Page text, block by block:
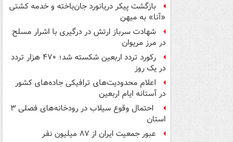
بازگشت پیکر دریانورد جان‌باخته و خدمه کشتی
«آنا» به میهن
شهادت سرباز ارتش در درگیری با اشرار مسلح
در مرز مریوان
رکورد تردد اربعین شکسته شد؛ ۴۷۰ هزار تردد
در یک روز
اعلام محدودیت‌های ترافیکی جاده‌های کشور
در آستانه ایام اربعین
احتمال وقوع سیلاب در رودخانه‌های فصلی ۳
استان
عبور جمعیت ایران از ۸۷ میلیون نفر